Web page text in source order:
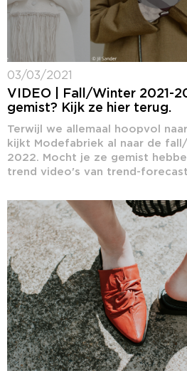
03/03/2021
VIDEO | Fall/Winter 2021-
gemist? Kijk ze hier terug.
Terwijl we allemaal hoopvol
kijkt Modefabriek al naar de
2022. Mocht je ze gemist
trend video's van trend-